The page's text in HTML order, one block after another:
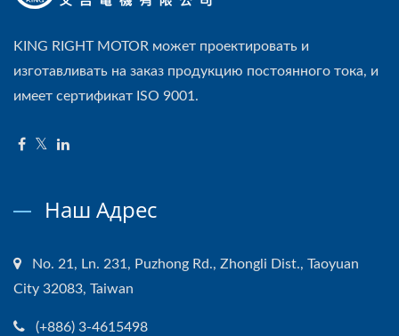
KING RIGHT MOTOR может проектировать и
изготавливать на заказ продукцию постоянного тока, и
имеет сертификат ISO 9001.
Наш Адрес
No. 21, Ln. 231, Puzhong Rd., Zhongli Dist., Taoyuan
City 32083, Taiwan
(+886) 3-4615498